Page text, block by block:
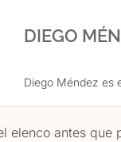
DIEGO
Diego Méndez es
elenco antes